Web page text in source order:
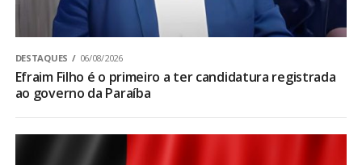
DESTAQUES 06/08/2026
Efraim Filho é o primeiro a ter candidatura registrada
ao governo da Paraíba